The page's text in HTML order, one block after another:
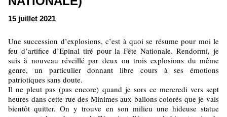
15 juillet 2021
Une succession d’explosions, c’est à quoi se résume pour moi le
feu d’artifice d’Epinal tiré pour la Fête Nationale. Rendormi, je
suis à nouveau réveillé par deux ou trois explosions du même
genre, un particulier donnant libre cours à ses émotions
patriotiques sans doute.
Il ne pleut pas (pas encore) quand je sors ce mercredi vers sept
heures dans cette rue des Minimes aux ballons colorés que je vais
bientôt quitter. On y trouve en son milieu une hideuse statue